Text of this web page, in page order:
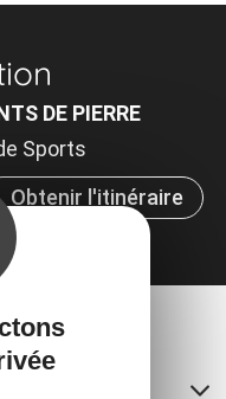
DE PIERRE
Sports
Obtenir l'itinéraire